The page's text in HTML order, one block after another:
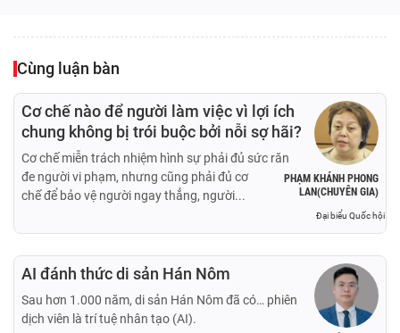
Cùng luận bàn
PHẠM KHÁNH PHONG
LAN(CHUYÊN GIA)
Đại biểu Quốc hội
Cơ chế nào để người làm việc vì lợi ích
chung không bị trói buộc bởi nỗi sợ hãi?
Cơ chế miễn trách nhiệm hình sự phải đủ sức răn
đe người vi phạm, nhưng cũng phải đủ cơ
chế để bảo vệ người ngay thẳng, người...
AI đánh thức di sản Hán Nôm
Sau hơn 1.000 năm, di sản Hán Nôm đã có… phiên
dịch viên là trí tuệ nhân tạo (AI).